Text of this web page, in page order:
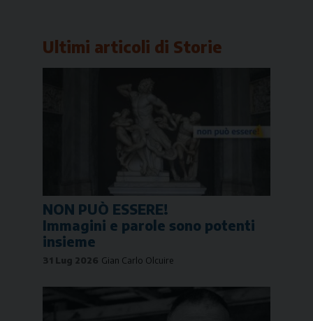
Ultimi articoli di Storie
NON PUÒ ESSERE!
Immagini e parole sono potenti
insieme
31 Lug 2026 Gian Carlo Olcuire